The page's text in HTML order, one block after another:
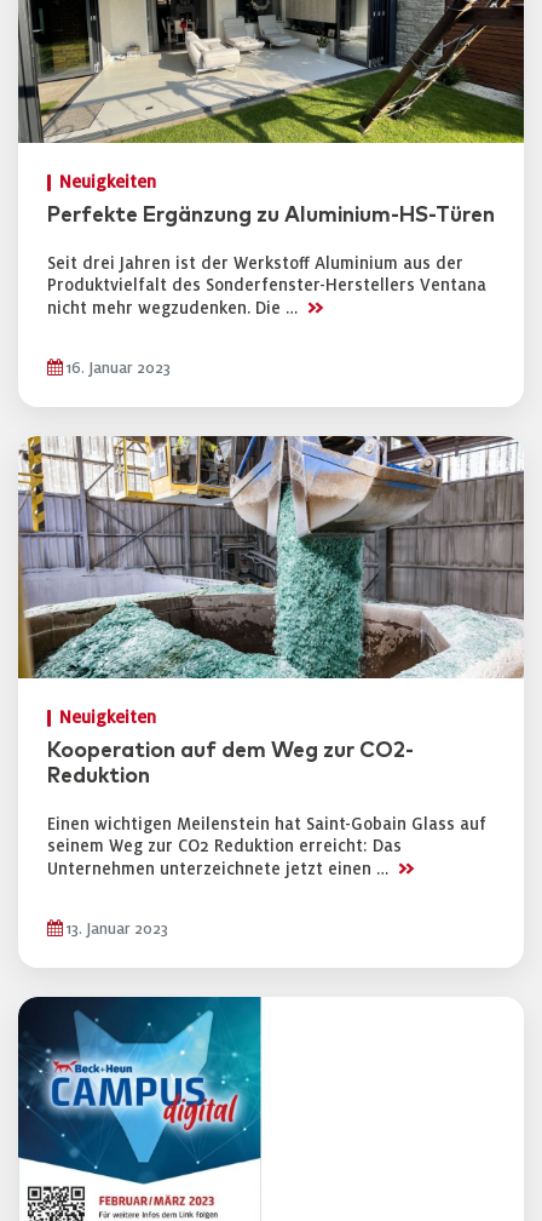
Neuigkeiten
Perfekte Ergänzung zu Aluminium-HS-Türen
Seit drei Jahren ist der Werkstoff Aluminium aus der
Produktvielfalt des Sonderfenster-Herstellers Ventana
nicht mehr wegzudenken. Die … >>
16. Januar 2023
Neuigkeiten
Kooperation auf dem Weg zur CO2-
Reduktion
Einen wichtigen Meilenstein hat Saint-Gobain Glass auf
seinem Weg zur CO2 Reduktion erreicht: Das
Unternehmen unterzeichnete jetzt einen … >>
13. Januar 2023